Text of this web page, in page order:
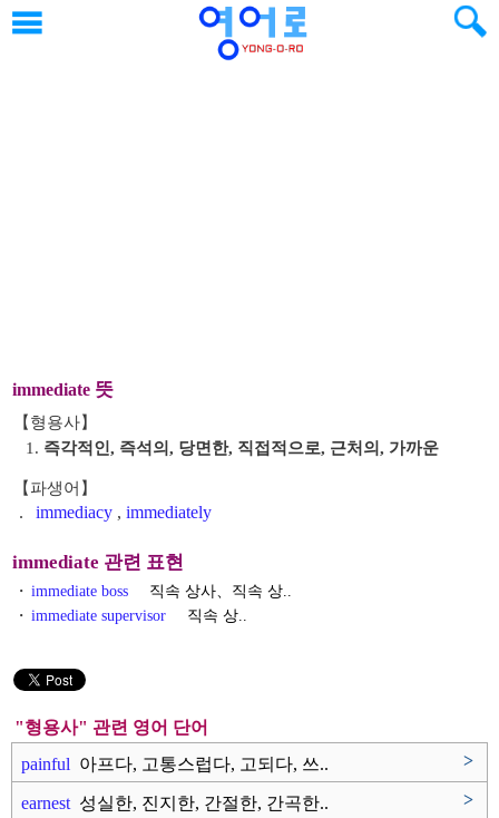
immediate 뜻
【형용사】
1. 즉각적인, 즉석의, 당면한, 직접적으로, 근처의, 가까운
【파생어】
. immediacy , immediately
immediate 관련 표현
・ immediate boss
직속 상사、직속 상..
・ immediate supervisor 직속 상..
"형용사" 관련 영어 단어
painful 아프다, 고통스럽다, 고되다, 쓰.. >
earnest 성실한, 진지한, 간절한, 간곡한.. >